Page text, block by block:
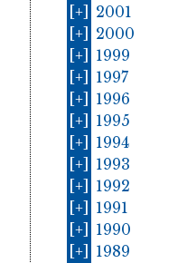
[+] 2001
[+] 2000
[+] 1999
[+] 1997
[+] 1996
[+] 1995
[+] 1994
[+] 1993
[+] 1992
[+] 1991
[+] 1990
[+] 1989